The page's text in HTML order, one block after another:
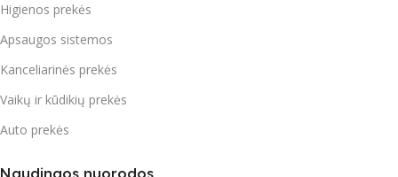
Higienos prekės
Apsaugos sistemos
Kanceliarinės prekės
Vaikų ir kūdikių prekės
Auto prekės